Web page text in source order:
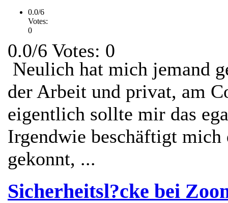
0.0/6
Votes:
0
0.0/6 Votes: 0
Neulich hat mich jemand
der Arbeit und privat, am
eigentlich sollte mir das
Irgendwie beschäftigt mich
gekonnt, ...
Sicherheitsl?cke bei